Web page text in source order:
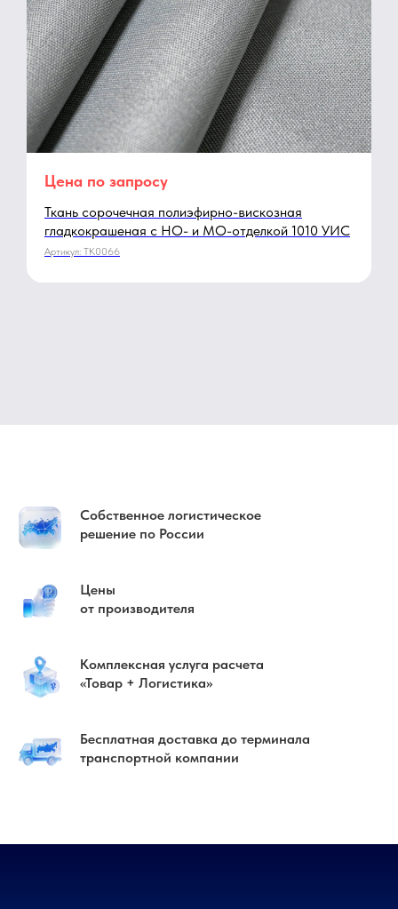
Ткань сорочечная полиэфирно-вискозная
гладкокрашеная с НО- и МО-отделкой 1010 УИС
Артикул: TK0066
Цена по запросу
Собственное логистическое
решение по России
Цены
от производителя
Комплексная услуга расчета
«Товар + Логистика»
Бесплатная доставка до терминала
транспортной компании